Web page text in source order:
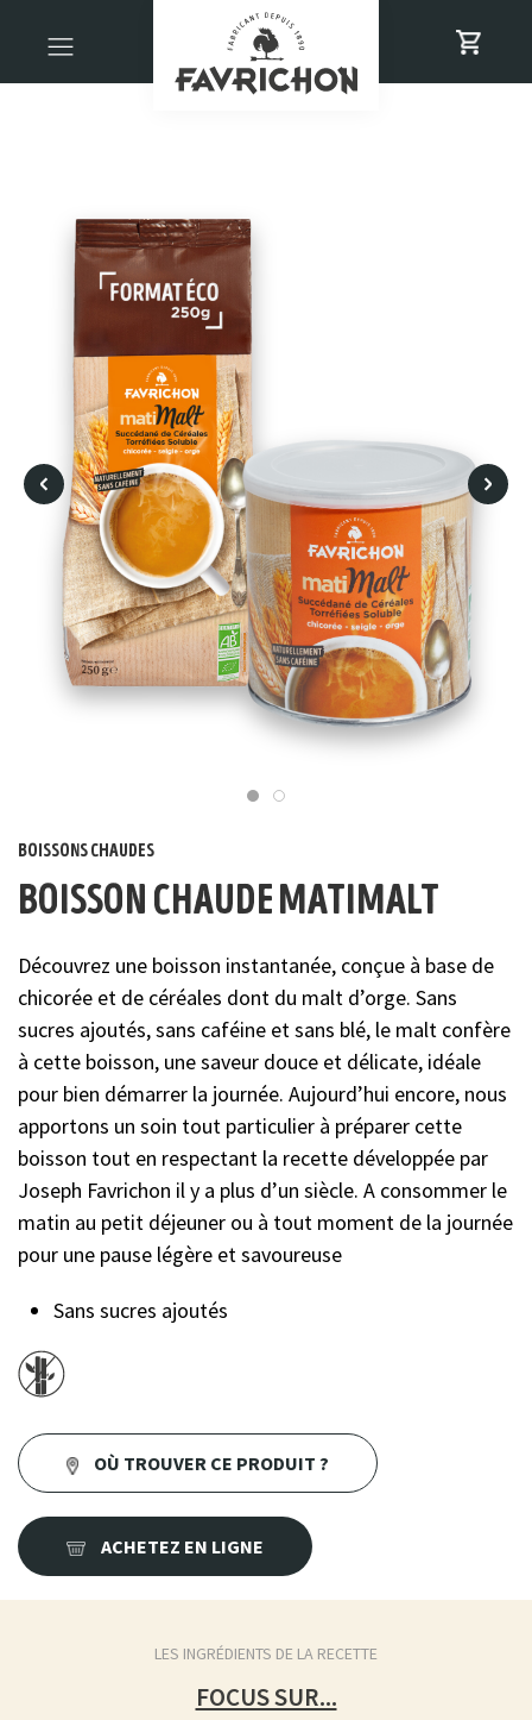
boissons chaudes
boisson chaude matimalt
Découvrez une boisson instantanée, conçue à base de
chicorée et de céréales dont du malt d’orge. Sans
sucres ajoutés, sans caféine et sans blé, le malt confère
à cette boisson, une saveur douce et délicate, idéale
pour bien démarrer la journée. Aujourd’hui encore, nous
apportons un soin tout particulier à préparer cette
boisson tout en respectant la recette développée par
Joseph Favrichon il y a plus d’un siècle. A consommer le
matin au petit déjeuner ou à tout moment de la journée
pour une pause légère et savoureuse
Sans sucres ajoutés
OÙ TROUVER CE PRODUIT ?
ACHETEZ EN LIGNE
LES INGRÉDIENTS DE LA RECETTE
FOCUS SUR...